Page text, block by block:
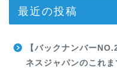
最近の投稿
【バックナンバー
ネスジャパンのこれ